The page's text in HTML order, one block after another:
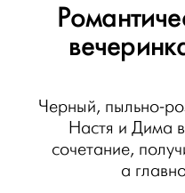
Черный, пыльно-
Настя и Дима
сочетание,
а